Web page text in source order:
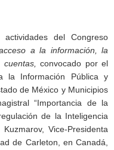
del Congreso
a la información, la
cuentas,convocado por el
la Información Pública y
de México y Municipios
“Importancia de la
de la Inteligencia
Vice-Presidenta
de Carleton, en Canadá,